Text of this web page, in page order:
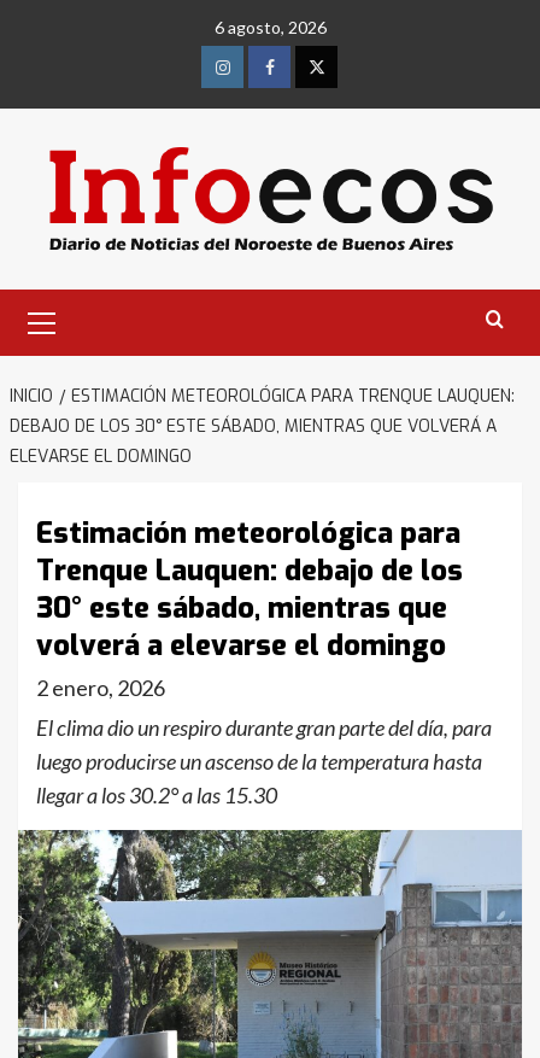
6 agosto, 2026
InstagramFacebookTwitter
primario
INICIO
ESTIMACIÓN METEOROLÓGICA PARA TRENQUE LAUQUEN:
DEBAJO DE LOS 30° ESTE SÁBADO, MIENTRAS QUE VOLVERÁ A
ELEVARSE EL DOMINGO
Estimación meteorológica para
Trenque Lauquen: debajo de los
30° este sábado, mientras que
volverá a elevarse el domingo
2 enero, 2026
El clima dio un respiro durante gran parte del día, para
luego producirse un ascenso de la temperatura hasta
llegar a los 30.2° a las 15.30